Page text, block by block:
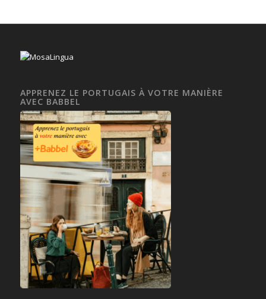
APPRENEZ LE PORTUGAIS À VOTRE MANIÈRE
AVEC BABBEL